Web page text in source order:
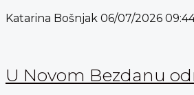
Katarina Bošnjak 06/07/2026
U Novom Bezdanu